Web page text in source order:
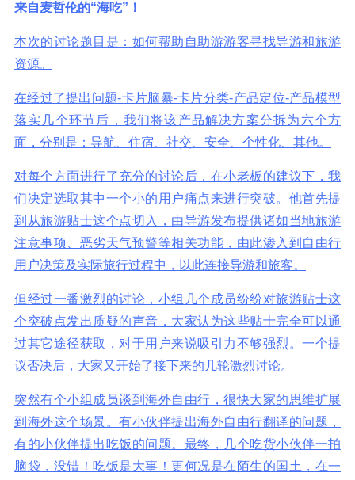
来自麦哲伦的“海吃”！
本次的讨论题目是：如何帮助自助游游客寻找导游和旅游
资源。
在经过了提出问题-卡片脑暴-卡片分类-产品定位-产品模型
落实几个环节后，我们将该产品解决方案分拆为六个方
面，分别是：导航、住宿、社交、安全、个性化、其他。
对每个方面进行了充分的讨论后，在小老板的建议下，我
们决定选取其中一个小的用户痛点来进行突破。他首先提
到从旅游贴士这个点切入，由导游发布提供诸如当地旅游
注意事项、恶劣天气预警等相关功能，由此渗入到自由行
用户决策及实际旅行过程中，以此连接导游和旅客。
但经过一番激烈的讨论，小组几个成员纷纷对旅游贴士这
个突破点发出质疑的声音，大家认为这些贴士完全可以通
过其它途径获取，对于用户来说吸引力不够强烈。一个提
议否决后，大家又开始了接下来的几轮激烈讨论。
突然有个小组成员谈到海外自由行，很快大家的思维扩展
到海外这个场景。有小伙伴提出海外自由行翻译的问题，
有的小伙伴提出吃饭的问题。最终，几个吃货小伙伴一拍
脑袋，没错！吃饭是大事！更何况是在陌生的国土，在一